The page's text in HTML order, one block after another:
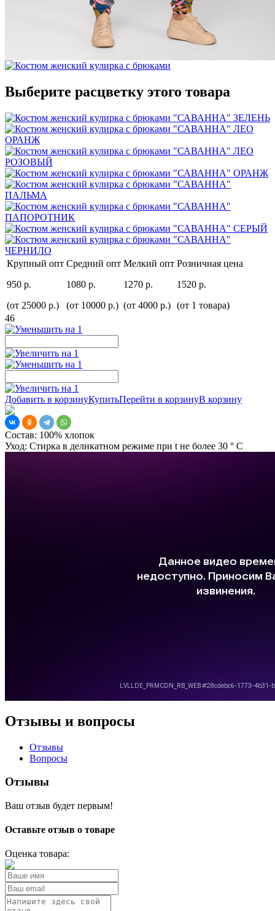
Выберите расцветку этого товара
Крупный опт
950 р.
(от 25000 р.)
Средний опт
1080 р.
(от 10000 р.)
Мелкий опт
1270 р.
(от 4000 р.)
Розничная цена
1520 р.
(от 1 товара)
46
Добавить в корзинуКупитьПерейти в корзинуВ корзину
Состав: 100% хлопок
Уход: Стирка в деликатном режиме при t не более 30 ° С
Отзывы и вопросы
Отзывы
Вопросы
Отзывы
Ваш отзыв будет первым!
Оставьте отзыв о товаре
Оценка товара: